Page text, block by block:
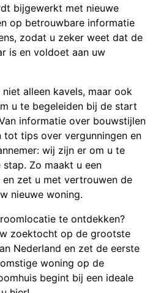
bijgewerkt met nieuwe
op betrouwbare informatie
zodat u zeker weet dat de
is en voldoet aan uw
alleen kavels, maar ook
u te begeleiden bij de start
informatie over bouwstijlen
tot tips over vergunningen en
wij zijn er om u te
Zo maakt u een
zet u met vertrouwen de
nieuwe woning.
te ontdekken?
zoektocht op de grootste
Nederland en zet de eerste
woning op de
begint bij een ideale